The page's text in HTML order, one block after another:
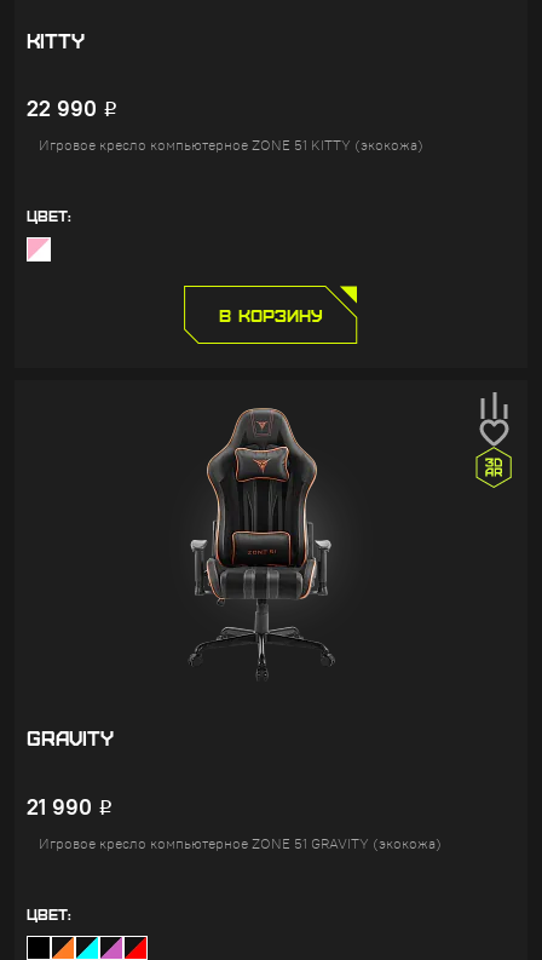
KITTY
22 990 Р
Игровое кресло компьютерное ZONE 51 KITTY (экокожа)
ЦВЕТ:
В КОРЗИНУ
GRAVITY
21 990 Р
Игровое кресло компьютерное ZONE 51 GRAVITY (экокожа)
ЦВЕТ: